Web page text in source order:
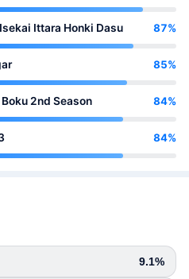
Ittara Honki Dasu 87%
85%
2nd Season 84%
84%
9.1%